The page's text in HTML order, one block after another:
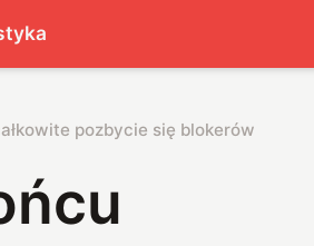
pozbycie się blokerów reklam?